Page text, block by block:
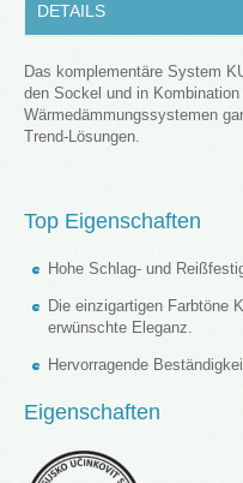
DETAILS
Das komplementäre System
den Sockel und in
Wärmedämmungssystemen
Trend-Lösungen.
Top Eigenschaften
Hohe Schlag- und
Die einzigartigen Farbtöne
erwünschte Eleganz.
Hervorragende
Eigenschaften